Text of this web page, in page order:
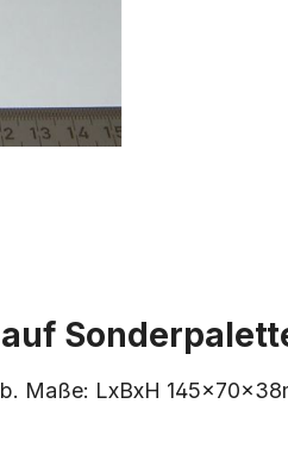
Maße: LxBxH